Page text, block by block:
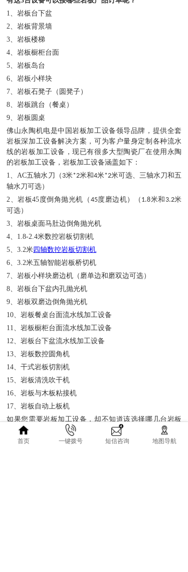
1、岩板台下盆
2、岩板背景墙
3、岩板楼梯
4、岩板橱柜台面
5、岩板岛台
6、岩板小样块
7、岩板石凳子（圆凳子）
8、岩板跳台（餐桌）
9、岩板圆桌
佛山永陶机电是中国岩板加工设备领导品牌，提供全套
岩板深加工设备解决方案，可为客户量身定制各种流水
线的岩板加工设备，现已有很多大型陶瓷厂在使用永陶
的岩板加工设备，岩板加工设备涵盖如下：
1、AC五轴水刀（ 3米*2米和4米*2米可选、三轴水刀和五
轴水刀可选）
2、岩板45度倒角抛光机（ 45度磨边机）（ 1.8米和 3.2米
可选）
3、岩板桌面马肚边倒角抛光机
4、 1.8-2.4米数控岩板切割机
5、3.2米四轴数控岩板切割机
6、3.2米五轴智能岩板桥切机
7、岩板小样块磨边机（磨单边和磨双边可选）
8、岩板台下盆内孔抛光机
9、岩板双磨边倒角抛光机
10、岩板餐桌台面流水线加工设备
11、岩板橱柜台面流水线加工设备
12、岩板台下盆流水线加工设备
13、岩板数控圆角机
14、干式岩板切割机
15、岩板清洗吹干机
16、岩板与木板粘接机
17、岩板自动上板机
如果您需要岩板加工设备，却不知道该选择哪几台岩板
加工设备，您可以随时与我们联系，我们会第一时间告
诉您具体需要几台机械，需要多少钱购买设备，还会告
首页 一键拨号 短信咨询 地图导航